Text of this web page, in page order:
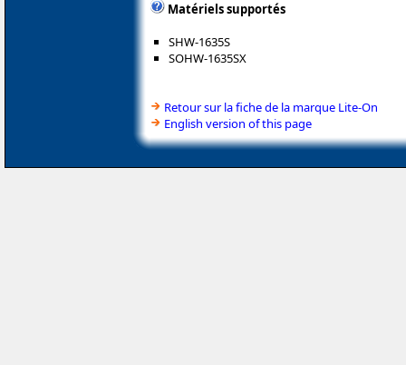
Matériels supportés
SHW-1635S
SOHW-1635SX
Retour sur la fiche de la marque Lite-On
English version of this page